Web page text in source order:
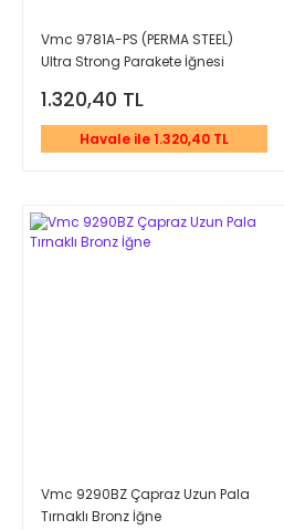
Vmc 9781A-PS (PERMA STEEL)
Ultra Strong Parakete İğnesi
1.320,40 TL
Havale ile 1.320,40 TL
Vmc 9290BZ Çapraz Uzun Pala
Tırnaklı Bronz İğne